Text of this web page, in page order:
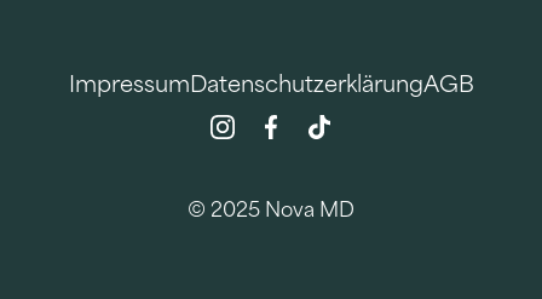
ImpressumDatenschutzerklärungAGB
© 2025 Nova MD